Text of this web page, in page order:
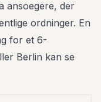
ansoegere, der
ordninger. En
for et 6-
Berlin kan se